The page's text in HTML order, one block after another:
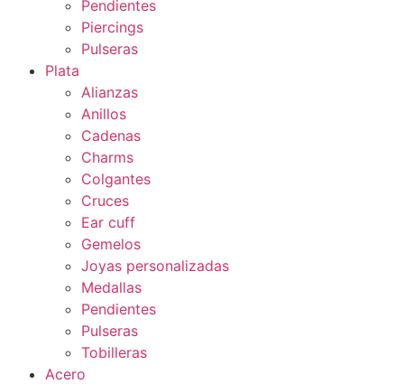
Pendientes
Piercings
Pulseras
Plata
Alianzas
Anillos
Cadenas
Charms
Colgantes
Cruces
Ear cuff
Gemelos
Joyas personalizadas
Medallas
Pendientes
Pulseras
Tobilleras
Acero